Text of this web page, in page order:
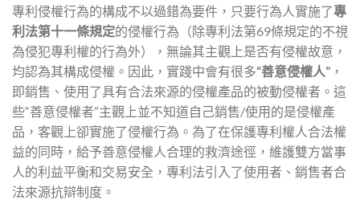
專利侵權行為的構成不以過錯為要件，只要行為人實施了專
利法第十一條規定的侵權行為（除專利法第69條規定的不視
為侵犯專利權的行為外），無論其主觀上是否有侵權故意，
均認為其構成侵權。因此，實踐中會有很多“善意侵權人” ，
即銷售、使用了具有合法來源的侵權產品的被動侵權者。這
些“善意侵權者”主觀上並不知道自己銷售/使用的是侵權產
品，客觀上卻實施了侵權行為。為了在保護專利權人合法權
益的同時，給予善意侵權人合理的救濟途徑，維護雙方當事
人的利益平衡和交易安全，專利法引入了使用者、銷售者合
法來源抗辯制度。